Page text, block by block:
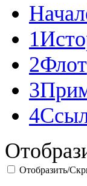
1
2Флот
3
4
Отобразить/